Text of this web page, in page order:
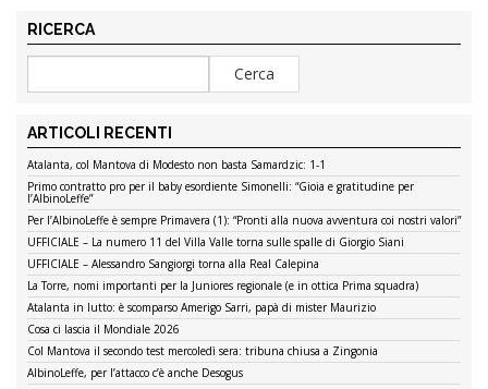
RICERCA
ARTICOLI RECENTI
Atalanta, col Mantova di Modesto non basta Samardzic: 1-1
Primo contratto pro per il baby esordiente Simonelli: “Gioia e gratitudine per
l’AlbinoLeffe”
Per l’AlbinoLeffe è sempre Primavera (1): “Pronti alla nuova avventura coi nostri valori”
UFFICIALE – La numero 11 del Villa Valle torna sulle spalle di Giorgio Siani
UFFICIALE – Alessandro Sangiorgi torna alla Real Calepina
La Torre, nomi importanti per la Juniores regionale (e in ottica Prima squadra)
Atalanta in lutto: è scomparso Amerigo Sarri, papà di mister Maurizio
Cosa ci lascia il Mondiale 2026
Col Mantova il secondo test mercoledì sera: tribuna chiusa a Zingonia
AlbinoLeffe, per l’attacco c’è anche Desogus